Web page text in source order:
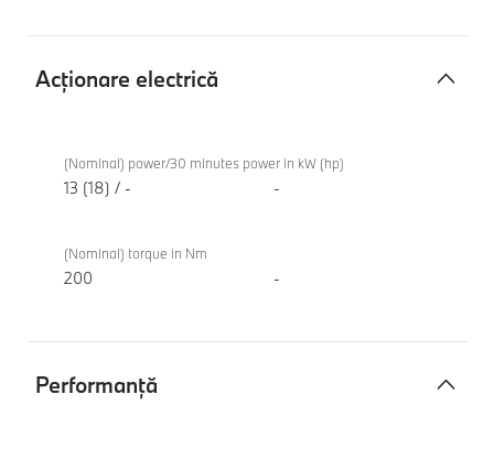
Acţionare electrică
electrică
X3
M50
(Nominal) power/30 minutes power in kW (hp)
13 (18) / - -
(Nominal) torque in Nm
200 -
Performanţă